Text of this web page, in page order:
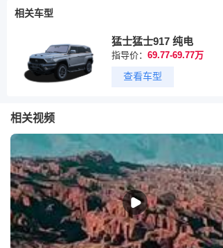
相关车型
猛士猛士917 纯电
指导价： 69.77-69.77万
查看车型
相关视频